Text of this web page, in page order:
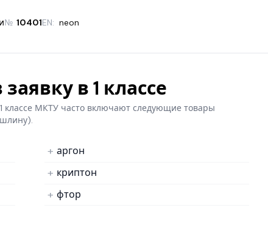
№ 10401EN: neon
в 1 классе
классе МКТУ часто включают следующие товары
аргон
криптон
фтор